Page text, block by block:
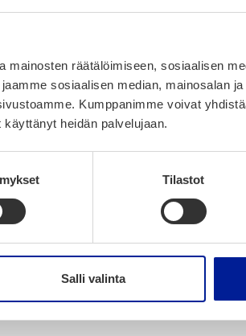
mainosten räätälöimiseen, sosiaalisen
sosiaalisen median, mainosalan
Kumppanimme voivat
heidän palvelujaan.
Tilastot
Salli valinta